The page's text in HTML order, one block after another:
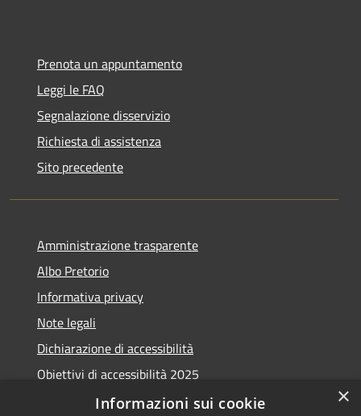
Prenota un appuntamento
Leggi le FAQ
Segnalazione disservizio
Richiesta di assistenza
Sito precedente
Amministrazione trasparente
Albo Pretorio
Informativa privacy
Note legali
Dichiarazione di accessibilità
Obiettivi di accessibilità 2025
Meccanismo di feedback
×
Informazioni sui cookie